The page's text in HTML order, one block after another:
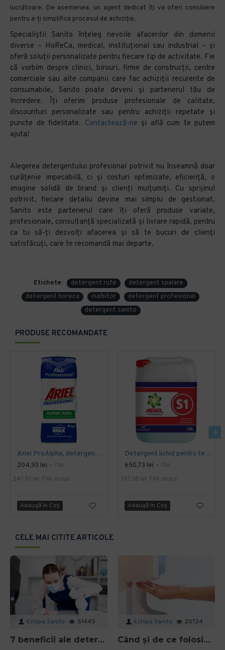
lucrătoare. De asemenea, un agent dedicat îți va oferi consiliere
pentru a-ți simplifica procesul de achiziție.
Specialiștii Sanito înțeleg nevoile afacerilor din domenii
diverse – HoReCa, medical, instituțional sau industrial – și
oferă soluții personalizate pentru fiecare tip de activitate. Fie
că vorbim despre clinici, birouri, firme de construcții, centre
comerciale sau alte companii care fac achiziții recurente de
consumabile, Sanito poate deveni și partenerul tău de
încredere. Îți oferim produse profesionale de calitate,
discounturi personalizate sau pentru achiziții repetate și
puncte de fidelitate. Contactează-ne și află cum te putem
ajuta!
Alegerea detergentului profesional potrivit nu înseamnă doar
curățenie impecabilă, ci și costuri optimizate, eficiență, o
imagine solidă de brand și clienți mulțumiți. Cu sprijinul
potrivit, fiecare detaliu devine mai simplu de gestionat.
Sanito este partenerul care îți oferă produse variate,
profesionale, consultanță specializată și livrare rapidă, pentru
ca tu să-ți dezvolți afacerea și să te bucuri de clienți
satisfăcuți, care te recomandă mai departe.
Etichete: detergent rufe
detergent spalare
detergent horeca
inalbitor
detergent profesional
detergent sanito
PRODUSE RECOMANDATE
Ariel ProAlpha, detergent automat, 15 kg
204,93 lei + TVA
247,97 lei TVA inclus
Adaugă în Coş
Detergent lichid pentru textile Ariel S1 Actilift, 20 l
650,73 lei + TVA
787,38 lei TVA inclus
Adaugă în Coş
CELE MAI CITITE ARTICOLE
Echipa Sanito 51445
7 beneficii ale detergenților bio pentru mediu și sănătate în spațiile profesionale
Echipa Sanito 20724
Când și de ce folosim gelul dezinfectant? Ghid aplicat pentru organizații